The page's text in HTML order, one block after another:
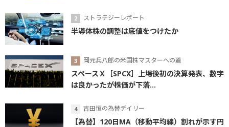
ストラテジーレポート
半導体株の調整は底値をつけたか
岡元兵八郎の米国株マスターへの道
スペースＸ［SPCX］上場後初の決算発表、数字
は良かったが株価が下落...
吉田恒の為替デイリー
【為替】120日MA（移動平均線）割れが示す円